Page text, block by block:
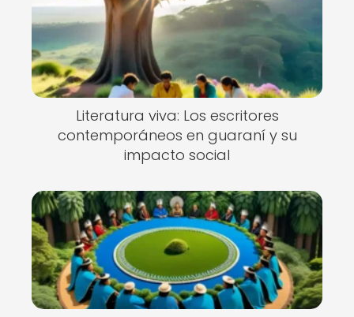
Literatura viva: Los escritores
contemporáneos en guaraní y su
impacto social